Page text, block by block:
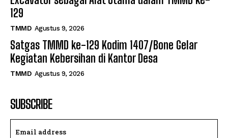
129
TMMD Agustus 9, 2026
Satgas TMMD ke-129 Kodim 1407/Bone Gelar
Kegiatan Kebersihan di Kantor Desa
TMMD Agustus 9, 2026
SUBSCRIBE